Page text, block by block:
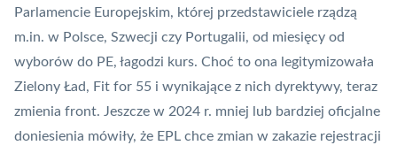
Parlamencie Europejskim, której przedstawiciele rządzą
m.in. w Polsce, Szwecji czy Portugalii, od miesięcy od
wyborów do PE, łagodzi kurs. Choć to ona legitymizowała
Zielony Ład, Fit for 55 i wynikające z nich dyrektywy, teraz
zmienia front. Jeszcze w 2024 r. mniej lub bardziej oficjalne
doniesienia mówiły, że EPL chce zmian w zakazie rejestracji